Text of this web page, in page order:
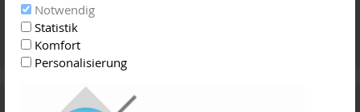
Notwendig
Statistik
Komfort
Personalisierung
Vermittlung von Arztterminen und